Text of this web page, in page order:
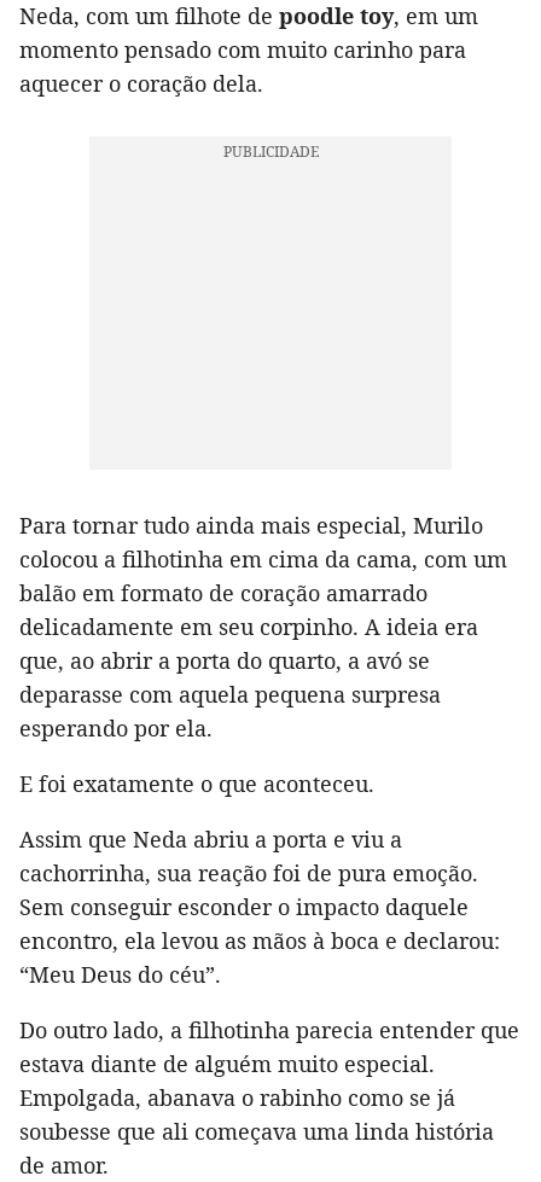
Neda, com um filhote de poodle toy, em um
momento pensado com muito carinho para
aquecer o coração dela.
Para tornar tudo ainda mais especial, Murilo
colocou a filhotinha em cima da cama, com um
balão em formato de coração amarrado
delicadamente em seu corpinho. A ideia era
que, ao abrir a porta do quarto, a avó se
deparasse com aquela pequena surpresa
esperando por ela.
E foi exatamente o que aconteceu.
Assim que Neda abriu a porta e viu a
cachorrinha, sua reação foi de pura emoção.
Sem conseguir esconder o impacto daquele
encontro, ela levou as mãos à boca e declarou:
“Meu Deus do céu”.
Do outro lado, a filhotinha parecia entender que
estava diante de alguém muito especial.
Empolgada, abanava o rabinho como se já
soubesse que ali começava uma linda história
de amor.